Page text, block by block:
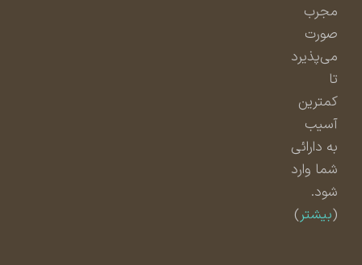
مجرب
صورت
می‌پذیرد
کمترین
آسیب
به دارائی
شما وارد
شود.
بیشتر)